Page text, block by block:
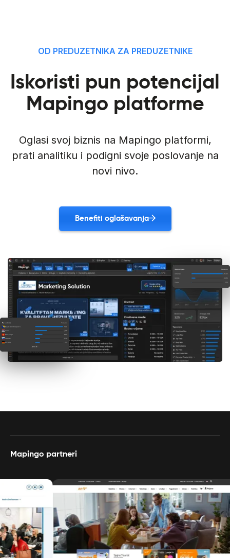
OD PREDUZETNIKA ZA PREDUZETNIKE
Iskoristi pun potencijal
Mapingo platforme
Oglasi svoj biznis na Mapingo platformi,
prati analitiku i podigni svoje poslovanje na
novi nivo.
Benefiti oglašavanja
Mapingo partneri